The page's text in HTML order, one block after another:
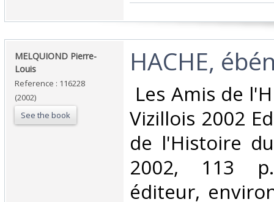
‎MELQUIOND Pierre-
Louis‎
Reference : 116228
(2002)
See the book
‎HACHE,
Les Amis de
Vizillois 2002
de l'Histoire
2002, 113
éditeur,